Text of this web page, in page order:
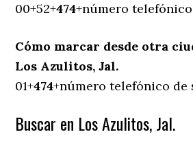
00+52+474+número
Cómo marcar desde otra
Los Azulitos, Jal.
01+474+número telefónico de
Buscar en Los Azulitos, Jal.